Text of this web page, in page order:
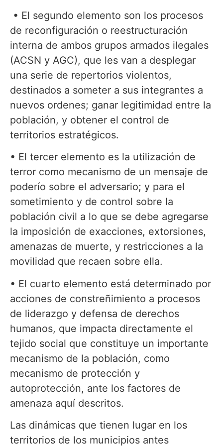
• El segundo elemento son los procesos
de reconfiguración o reestructuración
interna de ambos grupos armados ilegales
(ACSN y AGC), que les van a desplegar
una serie de repertorios violentos,
destinados a someter a sus integrantes a
nuevos ordenes; ganar legitimidad entre la
población, y obtener el control de
territorios estratégicos.
• El tercer elemento es la utilización de
terror como mecanismo de un mensaje de
poderío sobre el adversario; y para el
sometimiento y de control sobre la
población civil a lo que se debe agregarse
la imposición de exacciones, extorsiones,
amenazas de muerte, y restricciones a la
movilidad que recaen sobre ella.
• El cuarto elemento está determinado por
acciones de constreñimiento a procesos
de liderazgo y defensa de derechos
humanos, que impacta directamente el
tejido social que constituye un importante
mecanismo de la población, como
mecanismo de protección y
autoprotección, ante los factores de
amenaza aquí descritos.
Las dinámicas que tienen lugar en los
territorios de los municipios antes